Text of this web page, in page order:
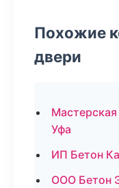
Похожие
двери
Уфа
ИП Бетон
ООО Бетон